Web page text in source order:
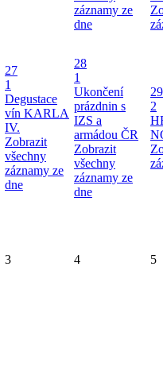
záznamy ze
dne
27
1
Degustace
vín KARLA
IV.
Zobrazit
všechny
záznamy ze
dne
28
1
Ukončení
prázdnin s
IZS a
armádou ČR
Zobrazit
všechny
záznamy ze
dne
29
2
3 4 5